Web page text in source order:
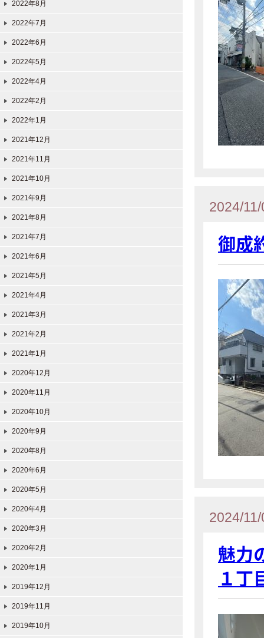
2024/
御成
2024/
魅力
１丁
2022年8月
2022年7月
2022年6月
2022年5月
2022年4月
2022年2月
2022年1月
2021年12月
2021年11月
2021年10月
2021年9月
2021年8月
2021年7月
2021年6月
2021年5月
2021年4月
2021年3月
2021年2月
2021年1月
2020年12月
2020年11月
2020年10月
2020年9月
2020年8月
2020年6月
2020年5月
2020年4月
2020年3月
2020年2月
2020年1月
2019年12月
2019年11月
2019年10月